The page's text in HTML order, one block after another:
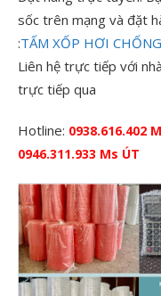
sốc trên mạng và đặt
:TẤM XỐP HƠI
Liên hệ trực tiếp với
trực tiếp qua
Hotline: 0938.616.402
0946.311.933 Ms ÚT